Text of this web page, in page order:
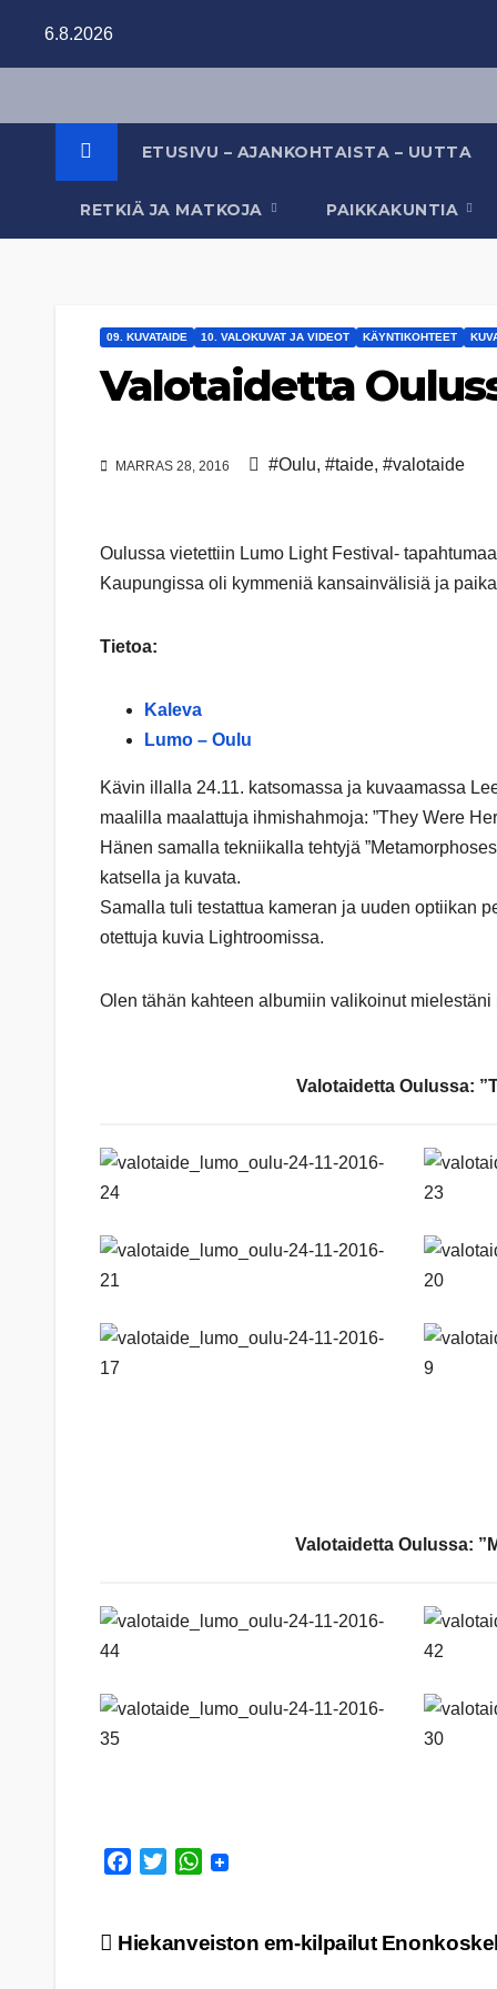
6.8.2026
ETUSIVU – AJANKOHTAISTA – UUTTA
RETKIÄ JA MATKOJA PAIKKAKUNTIA
09. KUVATAIDE 10. VALOKUVAT JA VIDEOT KÄYNTIKOHTEET
Valotaidetta
MARRAS 28, 2016 #Oulu, #taide, #valotaide
Oulussa vietettiin Lumo Light Festival-
Kaupungissa oli kymmeniä kansainvälisiä ja
Tietoa:
Kaleva
Lumo – Oulu
Kävin illalla 24.11. katsomassa ja kuvaamassa
maalilla maalattuja ihmishahmoja: ”They Were
Hänen samalla tekniikalla tehtyjä
katsella ja kuvata.
Samalla tuli testattua kameran ja uuden optiikan
otettuja kuvia Lightroomissa.
Olen tähän kahteen albumiin valikoinut mielestäni
Valotaidetta Oulussa:
Valotaidetta Oulussa:
e
t
W
t
Artikkelien
Hiekanveiston em-kilpailut